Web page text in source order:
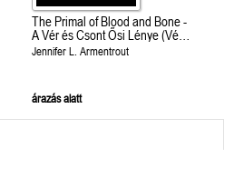
The Primal of Blood and Bone -
A Vér és Csont Ősi Lénye (Vér
és hamu 6.)
Jennifer L. Armentrout
árazás alatt